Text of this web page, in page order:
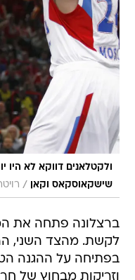
ולקטלאנים דווקא לא היו
שישקאוסקאס וקאן
/
ברצלונה פתחה את
לקשת. מהצד השני,
בפתיחה על ההגנה
וזריקות מבחוץ של